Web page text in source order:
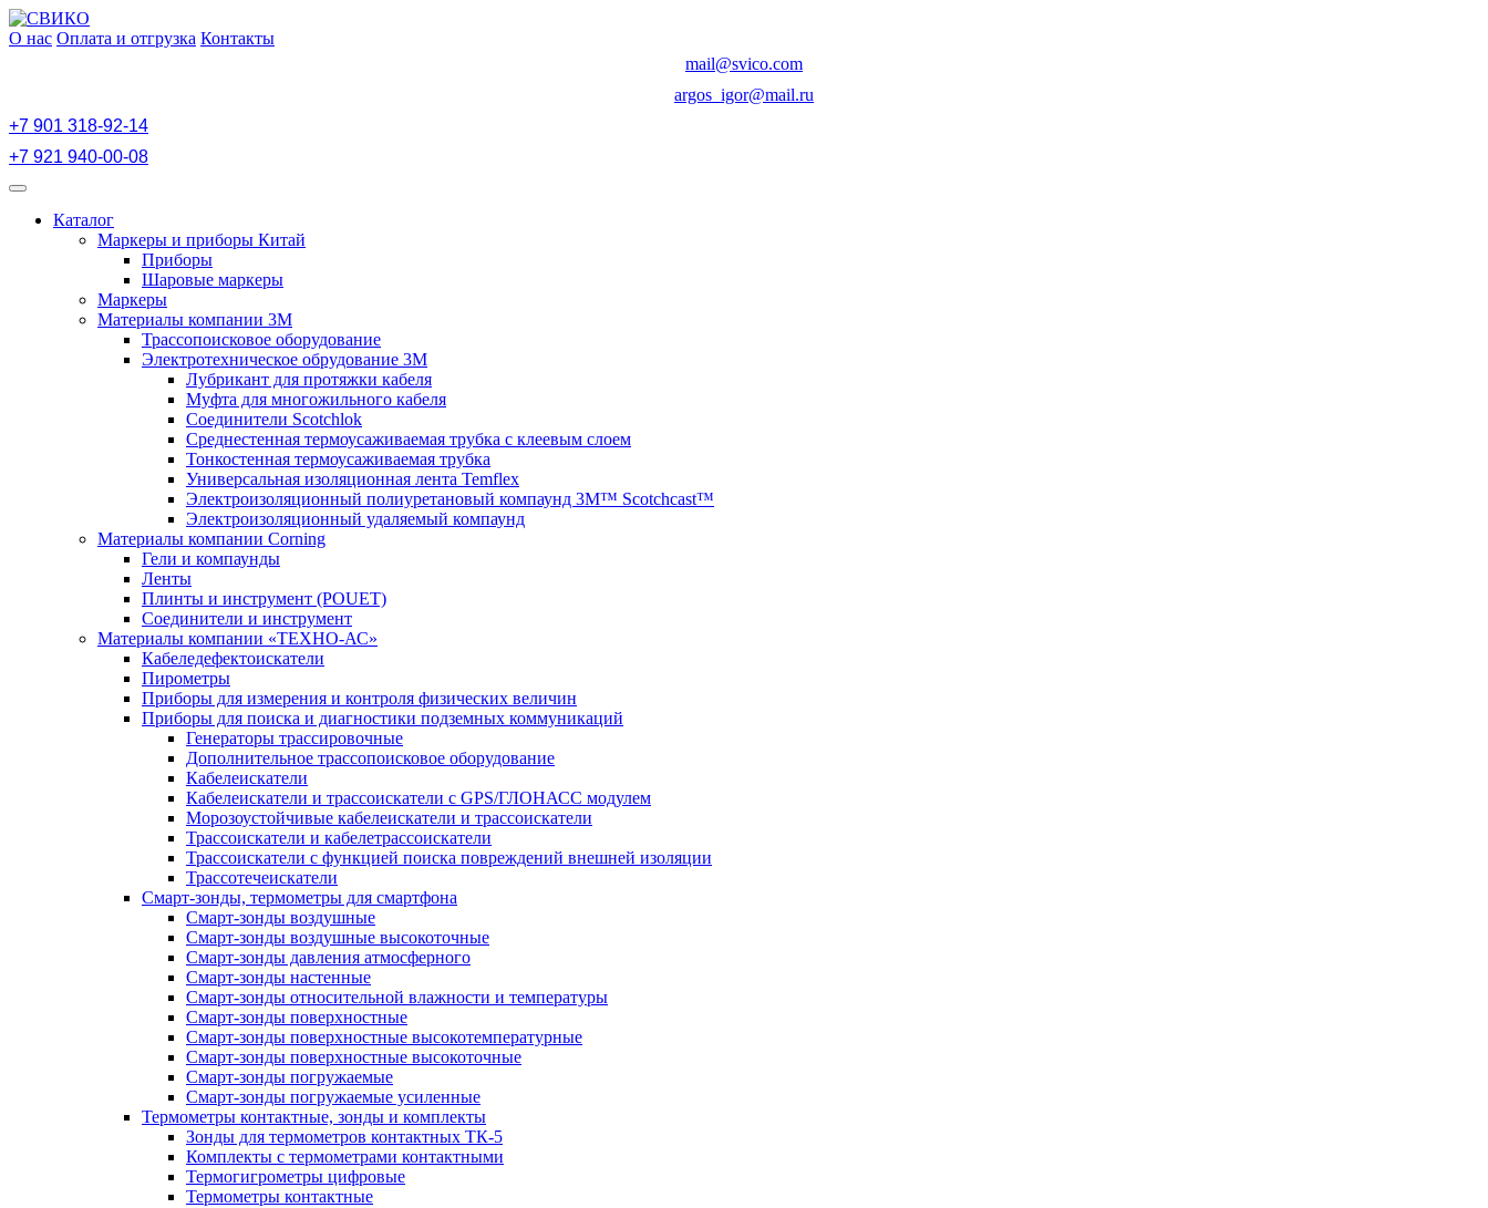
Перейти
к
О нас Оплата и отгрузка Контакты
mail@svico.com
argos_igor@mail.ru
+7 901 318-92-14
+7 921 940-00-08
Открыть
Каталог
Маркеры и приборы Китай
Приборы
Шаровые маркеры
Маркеры
Материалы компании 3М
Трассопоисковое оборудование
Электротехническое обрудование 3М
Лубрикант для протяжки кабеля
Муфта для многожильного кабеля
Соединители Scotchlok
Среднестенная термоусаживаемая трубка с клеевым слоем
Тонкостенная термоусаживаемая трубка
Универсальная изоляционная лента Temflex
Электроизоляционный полиуретановый компаунд 3M™ Scotchcast™
Электроизоляционный удаляемый компаунд
Материалы компании Corning
Гели и компаунды
Ленты
Плинты и инструмент (POUET)
Соединители и инструмент
Материалы компании «ТЕХНО-АС»
Кабеледефектоискатели
Пирометры
Приборы для измерения и контроля физических величин
Приборы для поиска и диагностики подземных коммуникаций
Генераторы трассировочные
Дополнительное трассопоисковое оборудование
Кабелеискатели
Кабелеискатели и трассоискатели с GPS/ГЛОНАСС модулем
Морозоустойчивые кабелеискатели и трассоискатели
Трассоискатели и кабелетрассоискатели
Трассоискатели с функцией поиска повреждений внешней изоляции
Трассотечеискатели
Смарт-зонды, термометры для смартфона
Смарт-зонды воздушные
Смарт-зонды воздушные высокоточные
Смарт-зонды давления атмосферного
Смарт-зонды настенные
Смарт-зонды относительной влажности и температуры
Смарт-зонды поверхностные
Смарт-зонды поверхностные высокотемпературные
Смарт-зонды поверхностные высокоточные
Смарт-зонды погружаемые
Смарт-зонды погружаемые усиленные
Термометры контактные, зонды и комплекты
Зонды для термометров контактных ТК-5
Комплекты с термометрами контактными
Термогигрометры цифровые
Термометры контактные